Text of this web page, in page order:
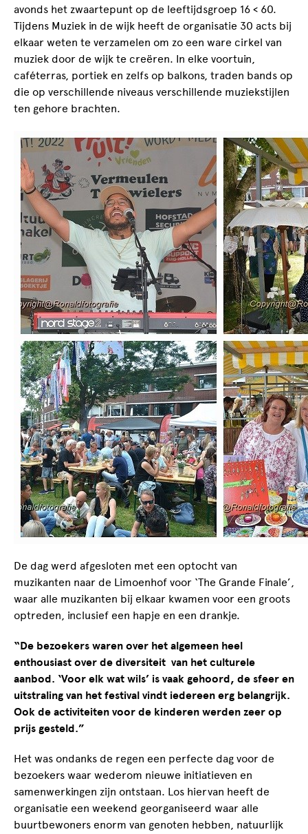
avonds het zwaartepunt op de leeftijdsgroep 16 < 60.
Tijdens Muziek in de wijk heeft de organisatie 30 acts bij
elkaar weten te verzamelen om zo een ware cirkel van
muziek door de wijk te creëren. In elke voortuin,
caféterras, portiek en zelfs op balkons, traden bands op
die op verschillende niveaus verschillende muziekstijlen
ten gehore brachten.
De dag werd afgesloten met een optocht van
muzikanten naar de Limoenhof voor ‘The Grande Finale’,
waar alle muzikanten bij elkaar kwamen voor een groots
optreden, inclusief een hapje en een drankje.
“De bezoekers waren over het algemeen heel
enthousiast over de diversiteit van het culturele
aanbod. ‘Voor elk wat wils’ is vaak gehoord, de sfeer en
uitstraling van het festival vindt iedereen erg belangrijk.
Ook de activiteiten voor de kinderen werden zeer op
prijs gesteld.”
Het was ondanks de regen een perfecte dag voor de
bezoekers waar wederom nieuwe initiatieven en
samenwerkingen zijn ontstaan. Los hiervan heeft de
organisatie een weekend georganiseerd waar alle
buurtbewoners enorm van genoten hebben, natuurlijk